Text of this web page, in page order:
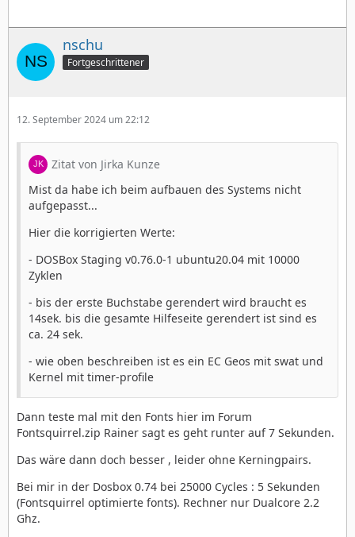
nschu
Fortgeschrittener
12. September 2024 um 22:12
Zitat von Jirka Kunze
Mist da habe ich beim aufbauen des Systems nicht
aufgepasst...
Hier die korrigierten Werte:
- DOSBox Staging v0.76.0-1 ubuntu20.04 mit 10000
Zyklen
- bis der erste Buchstabe gerendert wird braucht es
14sek. bis die gesamte Hilfeseite gerendert ist sind es
ca. 24 sek.
- wie oben beschreiben ist es ein EC Geos mit swat und
Kernel mit timer-profile
Dann teste mal mit den Fonts hier im Forum
Fontsquirrel.zip Rainer sagt es geht runter auf 7 Sekunden.
Das wäre dann doch besser , leider ohne Kerningpairs.
Bei mir in der Dosbox 0.74 bei 25000 Cycles : 5 Sekunden
(Fontsquirrel optimierte fonts). Rechner nur Dualcore 2.2
Ghz.